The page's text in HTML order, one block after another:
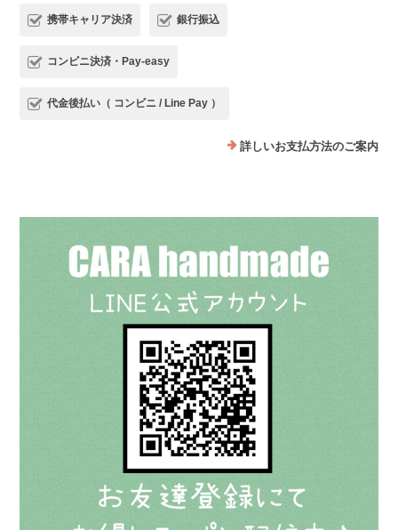
携帯キャリア決済 銀行振込
コンビニ決済・Pay-easy
代金後払い（ コンビニ / Line Pay ）
詳しいお支払方法のご案内